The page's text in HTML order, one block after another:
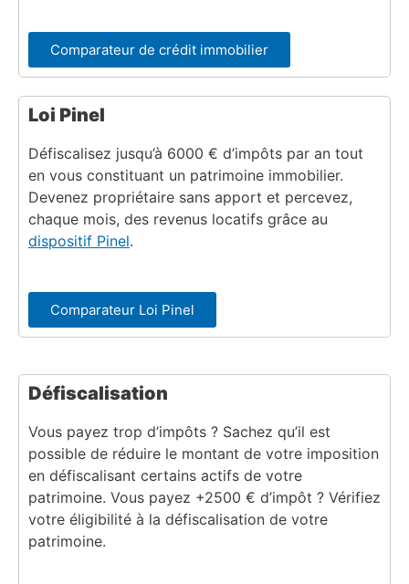
Comparateur de crédit immobilier
Loi Pinel
Défiscalisez jusqu’à 6000 € d’impôts par an tout
en vous constituant un patrimoine immobilier.
Devenez propriétaire sans apport et percevez,
chaque mois, des revenus locatifs grâce au
dispositif Pinel.
Comparateur Loi Pinel
Défiscalisation
Vous payez trop d’impôts ? Sachez qu’il est
possible de réduire le montant de votre imposition
en défiscalisant certains actifs de votre
patrimoine. Vous payez +2500 € d’impôt ? Vérifiez
votre éligibilité à la défiscalisation de votre
patrimoine.